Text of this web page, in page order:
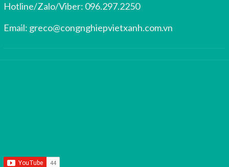
Hotline/Zalo/Viber: 096.297.2250
Email: greco@congnghiepvietxanh.com.vn